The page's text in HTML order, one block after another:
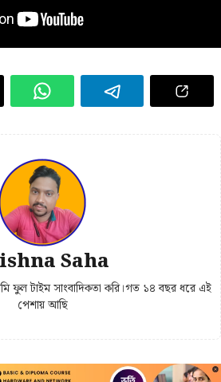
Saha
ফুল টাইম সাংবাদিকতা করি।গত ১৪ বছর ধরে এই
পেশায় আছি